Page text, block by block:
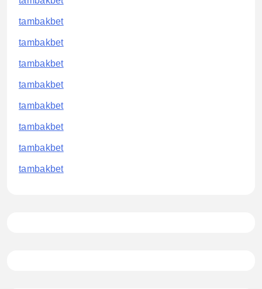
tambakbet
tambakbet
tambakbet
tambakbet
tambakbet
tambakbet
tambakbet
tambakbet